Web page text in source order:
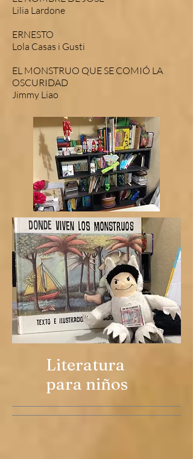
Lilia Lardone
ERNESTO
Lola Casas i Gusti
EL MONSTRUO QUE SE COMIÓ LA
OSCURIDAD
Jimmy Liao
Literatura
para niños